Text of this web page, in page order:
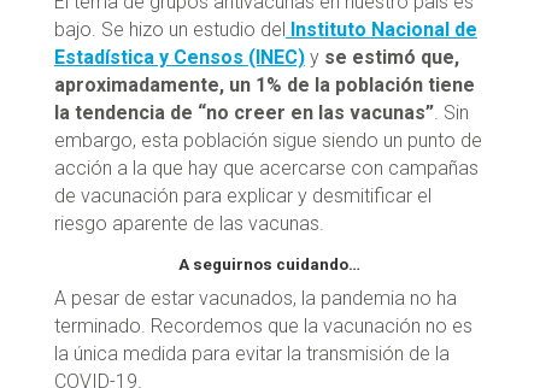
bajo. Se hizo un estudio del Instituto Nacional de
Estadística y Censos (INEC)y se estimó que,
aproximadamente, un 1% de la población tiene
la tendencia de “no creer en las vacunas”. Sin
embargo, esta población sigue siendo un punto de
acción a la que hay que acercarse con campañas
de vacunación para explicar y desmitificar el
riesgo aparente de las vacunas.
A seguirnos cuidando…
A pesar de estar vacunados, la pandemia no ha
terminado. Recordemos que la vacunación no es
la única medida para evitar la transmisión de la
COVID-19.